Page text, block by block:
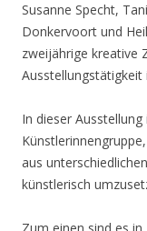
Susanne Specht,
Donkervoort und
zweijährige kreative
Ausstellungstätigkeit
In dieser
aus
künstlerisch